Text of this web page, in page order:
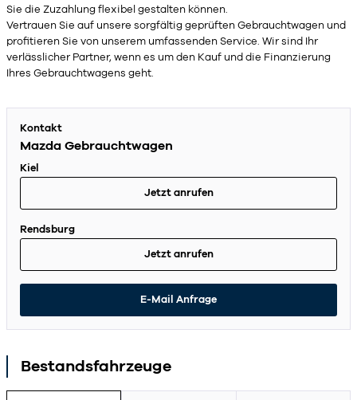
Sie die Zuzahlung flexibel gestalten können.
Vertrauen Sie auf unsere sorgfältig geprüften Gebrauchtwagen und
profitieren Sie von unserem umfassenden Service. Wir sind Ihr
verlässlicher Partner, wenn es um den Kauf und die Finanzierung
Ihres Gebrauchtwagens geht.
Kontakt
Mazda Gebrauchtwagen
Kiel
Jetzt anrufen
Rendsburg
Jetzt anrufen
E-Mail Anfrage
Bestandsfahrzeuge